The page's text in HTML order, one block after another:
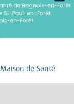
Maison de Santé